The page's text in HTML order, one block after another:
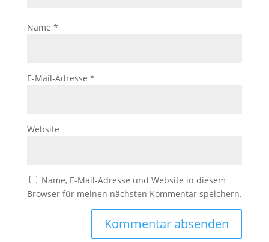
Name *
E-Mail-Adresse *
Website
Name, E-Mail-Adresse und Website in diesem
Browser für meinen nächsten Kommentar speichern.